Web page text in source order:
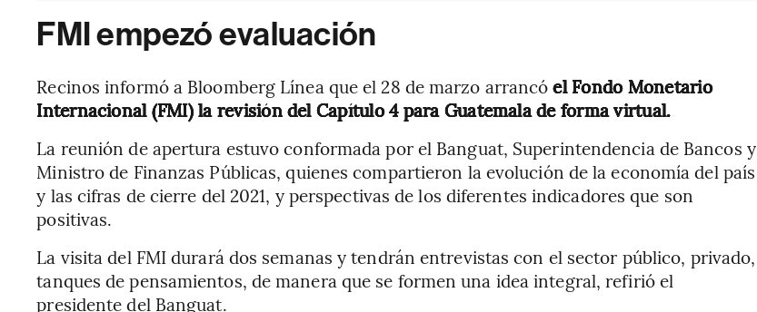
FMI empezó evaluación
Recinos informó a Bloomberg Línea que el 28 de marzo arrancóel Fondo Monetario
Internacional (FMI) la revisión del Capítulo 4 para Guatemala de forma virtual.
La reunión de apertura estuvo conformada por el Banguat, Superintendencia de Bancos y
Ministro de Finanzas Públicas, quienes compartieron la evolución de la economía del país
y las cifras de cierre del 2021, y perspectivas de los diferentes indicadores que son
positivas.
La visita del FMI durará dos semanas y tendrán entrevistas con el sector público, privado,
tanques de pensamientos, de manera que se formen una idea integral, refirió el
presidente del Banguat.